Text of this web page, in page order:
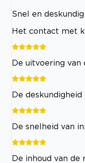
Snel en deskundig
Het contact met
De uitvoering van
De
De snelheid van
De inhoud van de